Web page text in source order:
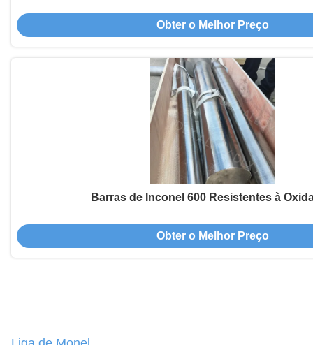
Obter o Melhor Preço
Barras de Inconel 600 Resistentes à
Obter o Melhor Preço